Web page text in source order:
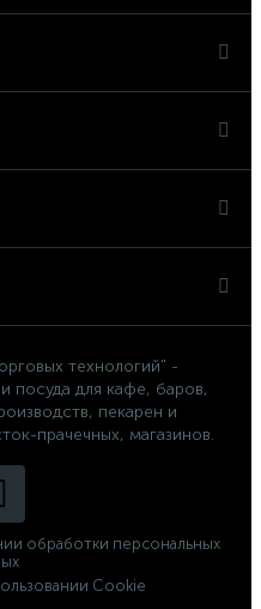
технологий" -
посуда для кафе, баров,
пекарен и
прачечных, магазинов.
обработки персональных
Cookie